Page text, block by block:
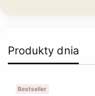
Produkty dnia
Bestseller